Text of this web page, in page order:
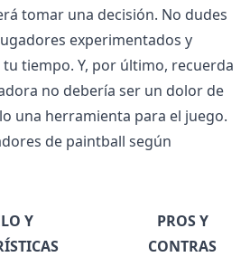
tomar una decisión. No dudes
experimentados y
tiempo. Y, por último, recuerda
no debería ser un dolor de
una herramienta para el juego.
de paintball según
Y
PROS Y
CONTRAS